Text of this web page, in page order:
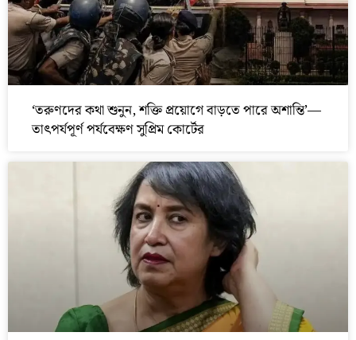
‘তরুণদের কথা শুনুন, শক্তি প্রয়োগে বাড়তে পারে অশান্তি’—
তাৎপর্যপূর্ণ পর্যবেক্ষণ সুপ্রিম কোর্টের